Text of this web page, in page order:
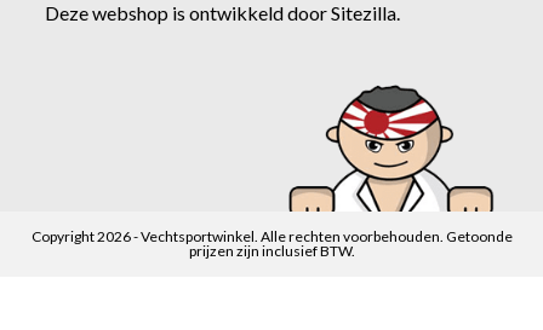
Deze webshop is ontwikkeld doorSitezilla.
Copyright 2026 - Vechtsportwinkel. Alle rechten voorbehouden. Getoonde
prijzen zijn inclusief BTW.